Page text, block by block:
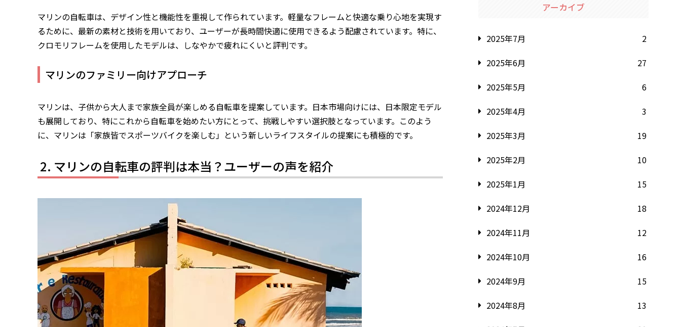
マリンの自転車は、デザイン性と機能性を重視して作られています。軽量なフレームと快適な乗り心地を実現す
るために、最新の素材と技術を用いており、ユーザーが長時間快適に使用できるよう配慮されています。特に、
クロモリフレームを使用したモデルは、しなやかで疲れにくいと評判です。
マリンのファミリー向けアプローチ
マリンは、子供から大人まで家族全員が楽しめる自転車を提案しています。日本市場向けには、日本限定モデル
も展開しており、特にこれから自転車を始めたい方にとって、挑戦しやすい選択肢となっています。このよう
に、マリンは「家族皆でスポーツバイクを楽しむ」という新しいライフスタイルの提案にも積極的です。
マリンの自転車の評判は本当？ユーザーの声を紹介
アーカイブ
2025年7月
2
2025年6月
27
2025年5月
6
2025年4月
3
2025年3月
19
2025年2月
10
2025年1月
15
2024年12月
18
2024年11月
12
2024年10月
16
2024年9月
15
2024年8月
13